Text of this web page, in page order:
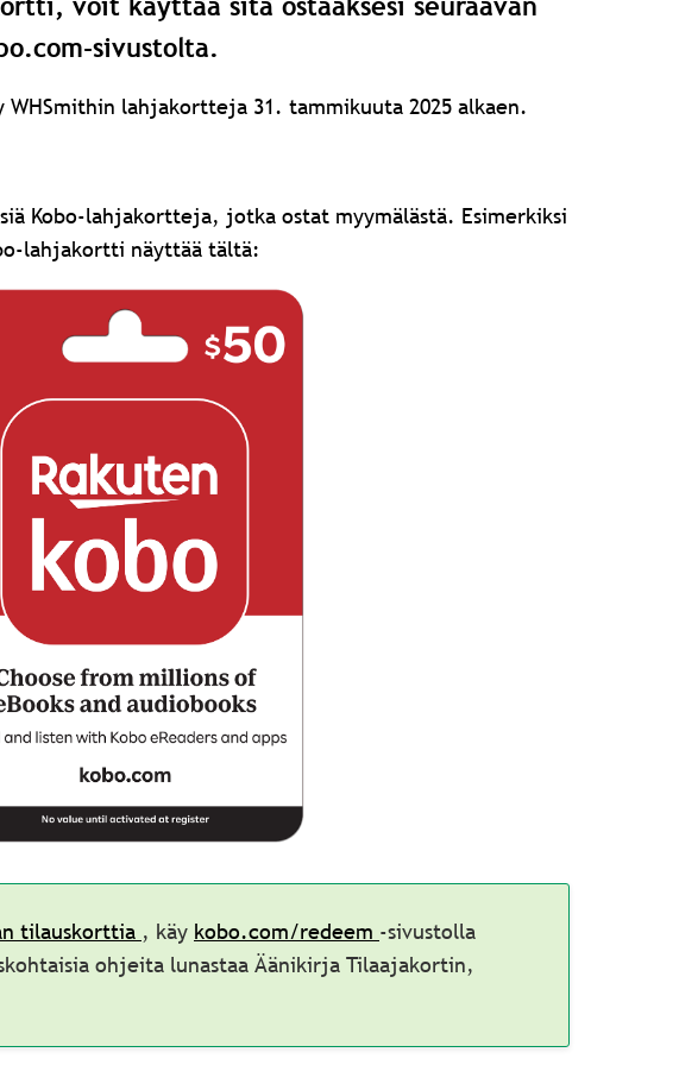
voit käyttää sitä ostaaksesi seuraavan
sivustolta.
WHSmithin lahjakortteja 31. tammikuuta 2025 alkaen.
Kobo-lahjakortteja, jotka ostat myymälästä. Esimerkiksi
lahjakortti näyttää tältä:
tilauskorttia , käy kobo.com/redeem -sivustolla
ohjeita lunastaa Äänikirja Tilaajakortin,